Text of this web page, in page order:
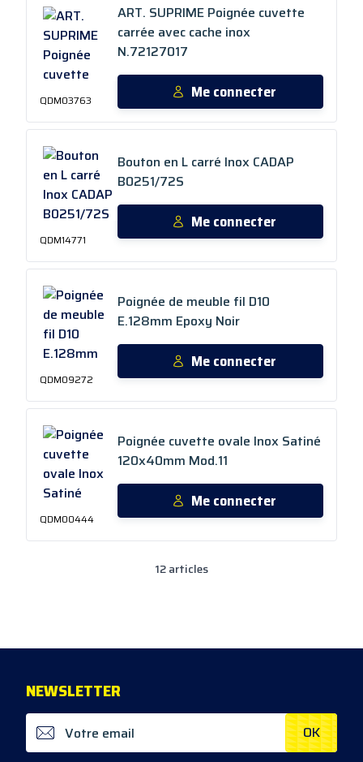
QDM03763
ART. SUPRIME Poignée cuvette
carrée avec cache inox
N.72127017
Me connecter
QDM14771
Bouton en L carré Inox CADAP
B0251/72S
Me connecter
QDM09272
Poignée de meuble fil D10
E.128mm Epoxy Noir
Me connecter
QDM00444
Poignée cuvette ovale Inox Satiné
120x40mm Mod.11
Me connecter
12articles
NEWSLETTER
OK